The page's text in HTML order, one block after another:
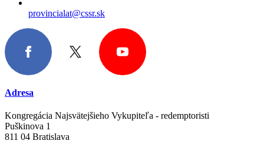
provincialat@cssr.sk
Adresa
Kongregácia Najsvätejšieho Vykupiteľa - redemptoristi
Puškinova 1
811 04 Bratislava